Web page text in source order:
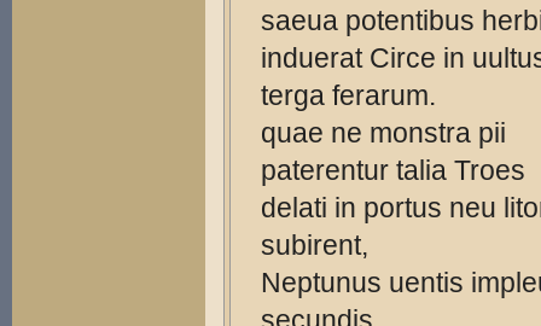
saeua potentibus
induerat Circe in
terga ferarum.
quae ne monstra pii
paterentur talia Troes
delati in portus neu
subirent,
Neptunus uentis